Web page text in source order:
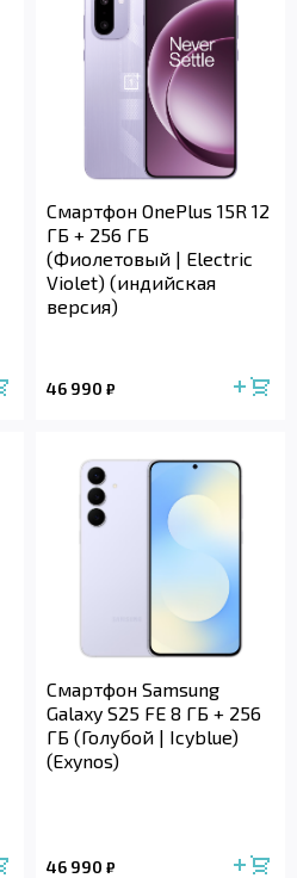
Смартфон OnePlus 15R 12
ГБ + 256 ГБ
(Фиолетовый | Electric
Violet) (индийская
версия)
46 990 ₽
Смартфон Samsung
Galaxy S25 FE 8 ГБ + 256
ГБ (Голубой | Icyblue)
(Exynos)
46 990 ₽